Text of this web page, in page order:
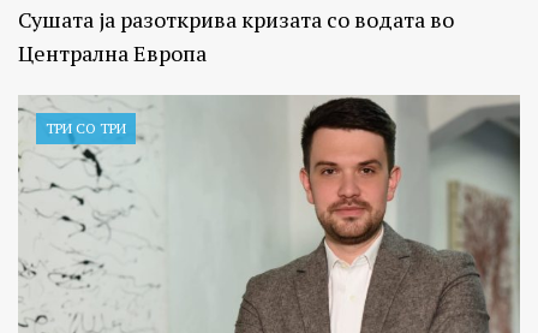
Сушата ја разоткрива кризата со водата во
Централна Европа
ТРИ СО ТРИ